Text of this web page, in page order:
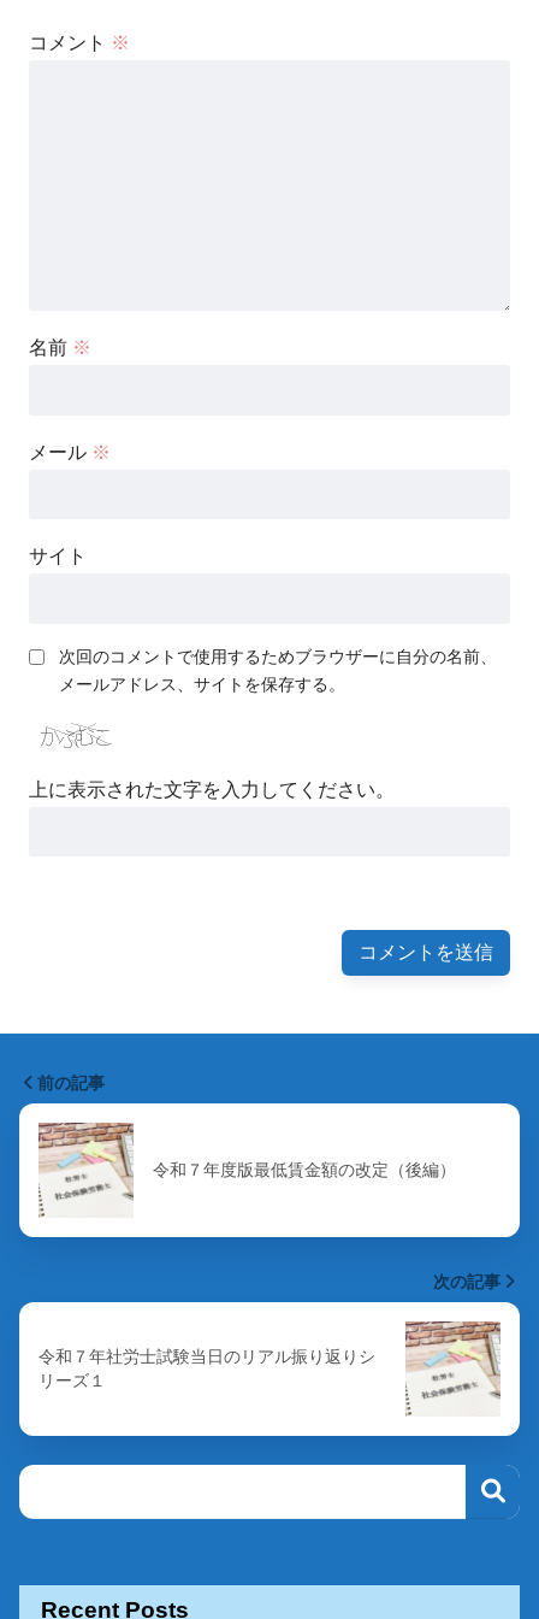
コメント ※
名前 ※
メール ※
サイト
次回のコメントで使用するためブラウザーに自分の名前、
メールアドレス、サイトを保存する。
上に表示された文字を入力してください。
前の記事
令和７年度版最低賃金額の改定（後編）
次の記事
令和７年社労士試験当日のリアル振り返りシ
リーズ１
Recent Posts